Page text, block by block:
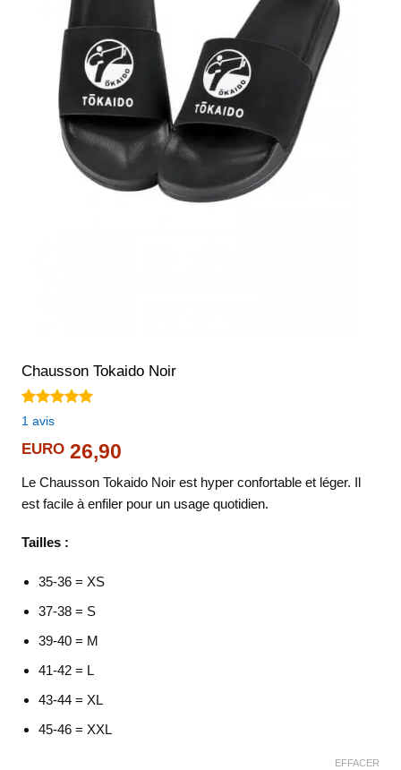
Chausson Tokaido Noir
Noté
sur
1
notation
1avis
EURO26,90
Le Chausson Tokaido Noir est hyper confortable et léger. Il
est facile à enfiler pour un usage quotidien.
Tailles :
35-36 = XS
37-38 = S
39-40 = M
41-42 = L
43-44 = XL
45-46 = XXL
EFFACER